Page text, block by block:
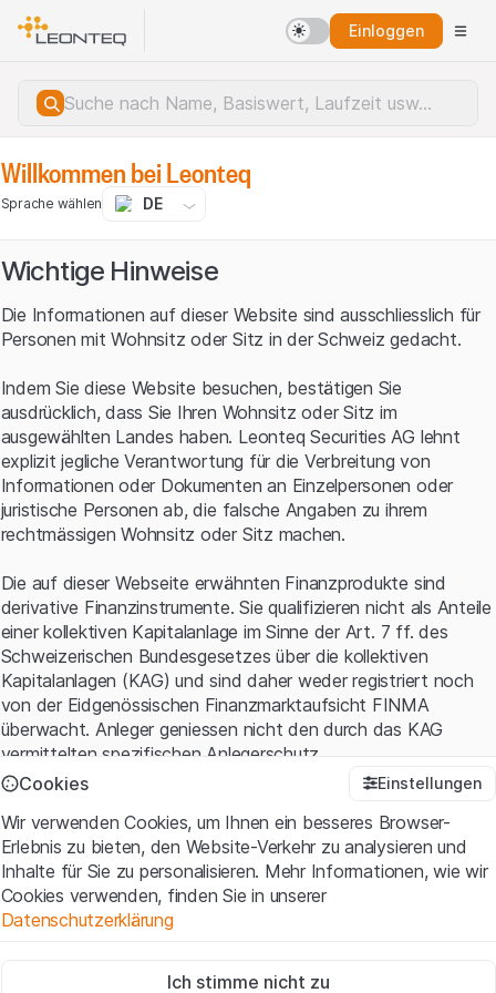
Einloggen
Serverfehler.
Willkommen bei Leonteq
Sprache wählen DE
Wichtige Hinweise
Die Informationen auf dieser Website sind ausschliesslich für
Personen mit Wohnsitz oder Sitz in der Schweiz gedacht.
Indem Sie diese Website besuchen, bestätigen Sie
ausdrücklich, dass Sie Ihren Wohnsitz oder Sitz im
ausgewählten Landes haben. Leonteq Securities AG lehnt
explizit jegliche Verantwortung für die Verbreitung von
Informationen oder Dokumenten an Einzelpersonen oder
juristische Personen ab, die falsche Angaben zu ihrem
rechtmässigen Wohnsitz oder Sitz machen.
Die auf dieser Webseite erwähnten Finanzprodukte sind
derivative Finanzinstrumente. Sie qualifizieren nicht als Anteile
einer kollektiven Kapitalanlage im Sinne der Art. 7 ff. des
Schweizerischen Bundesgesetzes über die kollektiven
Kapitalanlagen (KAG) und sind daher weder registriert noch
von der Eidgenössischen Finanzmarktaufsicht FINMA
überwacht. Anleger geniessen nicht den durch das KAG
vermittelten spezifischen Anlegerschutz.
Mit dem Zugriff auf diese Website der Leonteq Securities AG
(die "Website") erklären Sie, dass Sie die rechtlichen
Informationen und die wichtigen Hinweise und
Nutzungsbedingungenverstanden haben und akzeptieren.
Wenn Sie mit den Nutzungsbedingungen nicht einverstanden
Cookies Einstellungen
Wir verwenden Cookies, um Ihnen ein besseres Browser-
Erlebnis zu bieten, den Website-Verkehr zu analysieren und
Inhalte für Sie zu personalisieren. Mehr Informationen, wie wir
Cookies verwenden, finden Sie in unserer
Datenschutzerklärung
Diese Cookies sind für die Website erforderlich und können nicht
Ich stimme nicht zu